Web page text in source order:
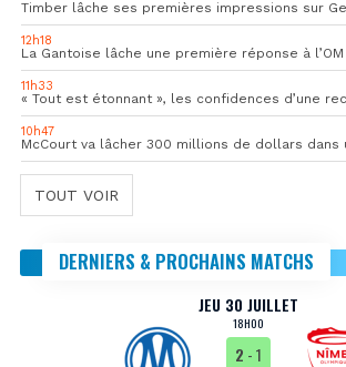
Timber lâche ses premières impressions sur
12h18
La Gantoise lâche une première réponse à
11h33
10h47
McCourt va lâcher 300 millions de dollars dans
TOUT VOIR
DERNIERS & PROCHAINS MATCHS
JEU 30 JUILLET
18H00
2 - 1